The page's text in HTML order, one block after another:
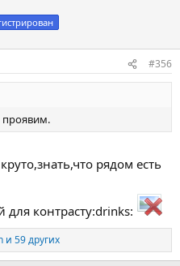
view/545556/
#356
проявим.
рядом есть
для контрасту:drinks:
и 59 других